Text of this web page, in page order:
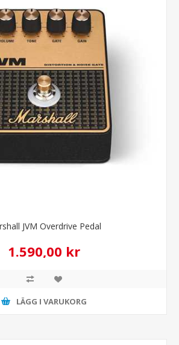
JVM Overdrive Pedal
1.590,00 kr
LÄGG I VARUKORG